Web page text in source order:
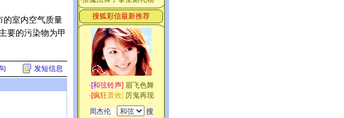
室内空气质量
要的污染物为甲
发短信息
搜狐彩信最新推荐
·[和弦铃声] 眉飞色舞
·[疯狂音效] 厉鬼再现